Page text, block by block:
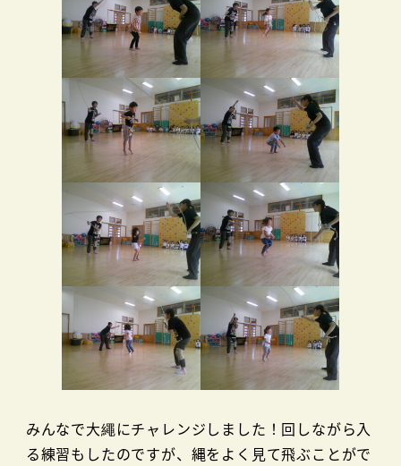
みんなで大繩にチャレンジしました！回しながら入
る練習もしたのですが、縄をよく見て飛ぶことがで